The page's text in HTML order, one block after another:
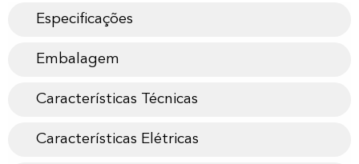
Especificações
Embalagem
Características Técnicas
Características Elétricas